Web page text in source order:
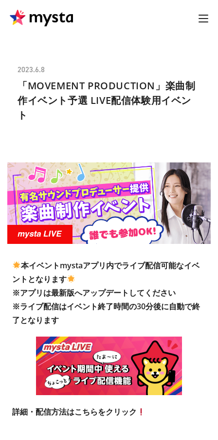
2023.6.8
「MOVEMENT PRODUCTION」楽曲制
作イベント予選 LIVE配信体験用イベン
ト
本イベントmystaアプリ内でライブ配信可能なイベ
ントとなります
※アプリは最新版へアップデートしてください
※ライブ配信はイベント終了時間の30分後に自動で終
了となります
詳細・配信方法はこちらをクリック